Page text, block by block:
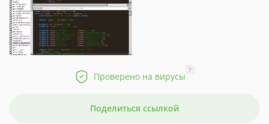
Проверено на вирусы
?
Поделиться ссылкой